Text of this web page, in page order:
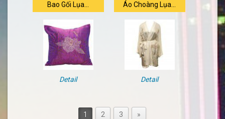
Bao Gối Lụa...
Detail
Áo Choàng Lụa...
Detail
1 2 3 »